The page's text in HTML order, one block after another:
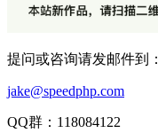
提问或咨询请发邮件到：
jake@speedphp.com
QQ群：118084122